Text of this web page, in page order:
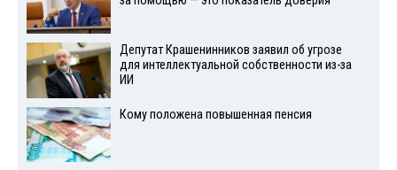
Депутат Крашенинников заявил об угрозе
для интеллектуальной собственности из-за
ИИ
Кому положена повышенная пенсия